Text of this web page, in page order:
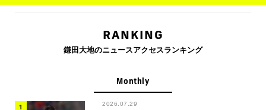
RANKING
鎌田大地のニュースアクセスランキング
Monthly
2026.07.29